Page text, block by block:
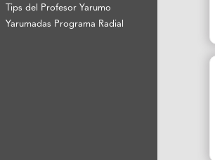
Tips del Profesor Yarumo
Yarumadas Programa Radial